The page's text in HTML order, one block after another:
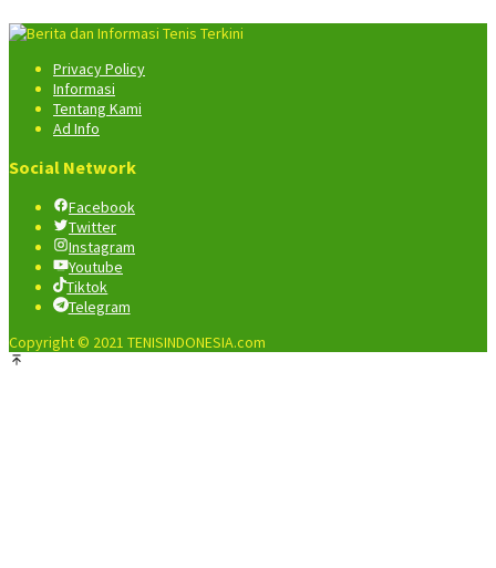
Privacy Policy
Informasi
Tentang Kami
Ad Info
Social Network
Facebook
Twitter
Instagram
Youtube
Tiktok
Telegram
Copyright © 2021 TENISINDONESIA.com